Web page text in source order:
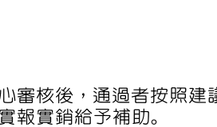
審核後，通過者按照
報實銷給予補助。